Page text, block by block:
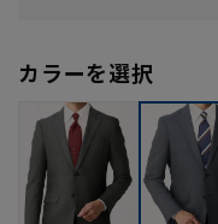
カラーを選択